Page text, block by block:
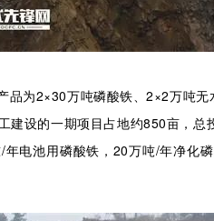
品为2×30万吨磷酸铁、2×2万吨
设的一期项目占地约850亩，总
电池用磷酸铁，20万吨/年净化